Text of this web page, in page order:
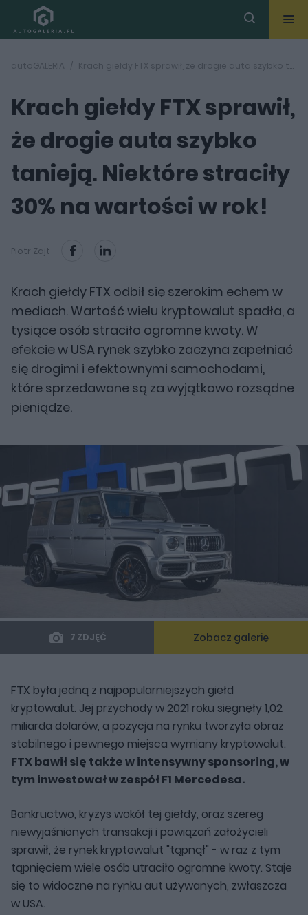
autoGALERIA Krach giełdy FTX sprawił, że drogie auta szybko tanieją. Niektóre straciły 30% na wartości w rok!
Krach giełdy FTX sprawił,
że drogie auta szybko
tanieją. Niektóre straciły
30% na wartości w rok!
Piotr Zajt
Krach giełdy FTX odbił się szerokim echem w
mediach. Wartość wielu kryptowalut spadła, a
tysiące osób straciło ogromne kwoty. W
efekcie w USA rynek szybko zaczyna zapełniać
się drogimi i efektownymi samochodami,
które sprzedawane są za wyjątkowo rozsądne
pieniądze.
7 ZDJĘĆ Zobacz galerię
FTX była jedną z najpopularniejszych giełd
kryptowalut. Jej przychody w 2021 roku sięgnęły 1,02
miliarda dolarów, a pozycja na rynku tworzyła obraz
stabilnego i pewnego miejsca wymiany kryptowalut.
FTX bawił się także w intensywny sponsoring, w
tym inwestował w zespół F1 Mercedesa.
Bankructwo, kryzys wokół tej giełdy, oraz szereg
niewyjaśnionych transakcji i powiązań założycieli
sprawił, że rynek kryptowalut "tąpnął" - w raz z tym
tąpnięciem wiele osób utraciło ogromne kwoty. Staje
się to widoczne na rynku aut używanych, zwłaszcza
w USA.